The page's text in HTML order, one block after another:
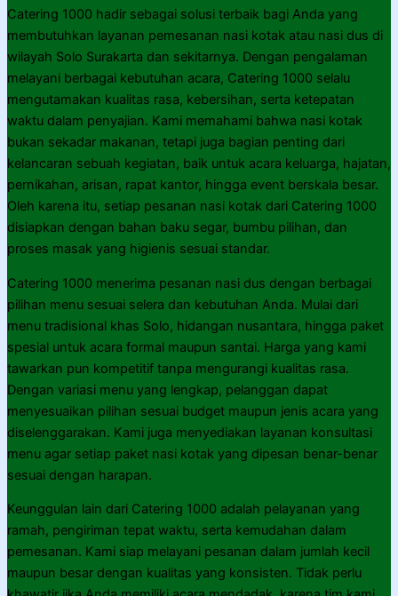
Catering 1000 hadir sebagai solusi terbaik bagi Anda yang
membutuhkan layanan pemesanan nasi kotak atau nasi dus di
wilayah Solo Surakarta dan sekitarnya. Dengan pengalaman
melayani berbagai kebutuhan acara, Catering 1000 selalu
mengutamakan kualitas rasa, kebersihan, serta ketepatan
waktu dalam penyajian. Kami memahami bahwa nasi kotak
bukan sekadar makanan, tetapi juga bagian penting dari
kelancaran sebuah kegiatan, baik untuk acara keluarga, hajatan,
pernikahan, arisan, rapat kantor, hingga event berskala besar.
Oleh karena itu, setiap pesanan nasi kotak dari Catering 1000
disiapkan dengan bahan baku segar, bumbu pilihan, dan
proses masak yang higienis sesuai standar.
Catering 1000 menerima pesanan nasi dus dengan berbagai
pilihan menu sesuai selera dan kebutuhan Anda. Mulai dari
menu tradisional khas Solo, hidangan nusantara, hingga paket
spesial untuk acara formal maupun santai. Harga yang kami
tawarkan pun kompetitif tanpa mengurangi kualitas rasa.
Dengan variasi menu yang lengkap, pelanggan dapat
menyesuaikan pilihan sesuai budget maupun jenis acara yang
diselenggarakan. Kami juga menyediakan layanan konsultasi
menu agar setiap paket nasi kotak yang dipesan benar-benar
sesuai dengan harapan.
Keunggulan lain dari Catering 1000 adalah pelayanan yang
ramah, pengiriman tepat waktu, serta kemudahan dalam
pemesanan. Kami siap melayani pesanan dalam jumlah kecil
maupun besar dengan kualitas yang konsisten. Tidak perlu